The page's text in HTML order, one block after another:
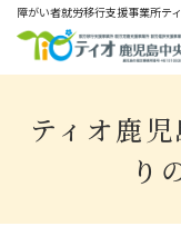
障がい者就労移⾏⽀援事業所テ
ティオ鹿
り